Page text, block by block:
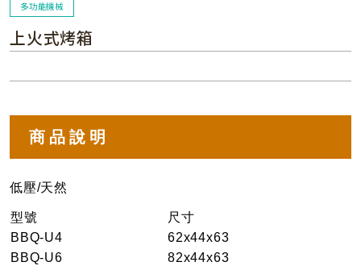
多功能機械
上火式烤箱
商品說明
低壓/天然
型號
尺寸
BBQ-U4
62x44x63
BBQ-U6
82x44x63